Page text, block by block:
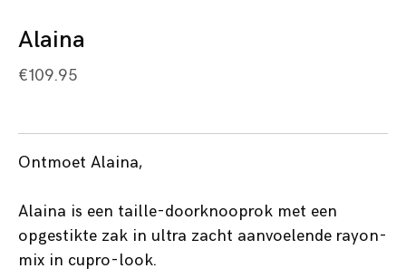
Alaina
€109.95
Ontmoet Alaina,
Alaina is een taille-doorknooprok met een
opgestikte zak in ultra zacht aanvoelende rayon-
mix in cupro-look.